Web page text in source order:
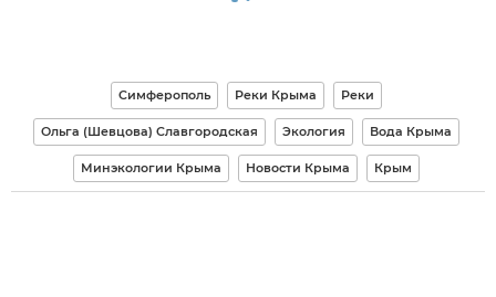
Симферополь Реки Крыма Реки
Ольга (Шевцова) Славгородская Экология Вода Крыма
Минэкологии Крыма Новости Крыма Крым